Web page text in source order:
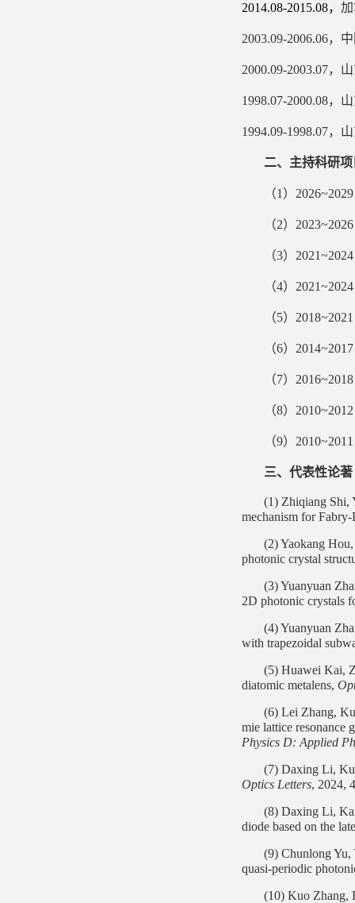
2014.08-2015.08，
2003.09-2006.06，
2000.09-2003.07，
1998.07-2000.08，
1994.09-1998.07，
二、主持科研项
（1 ）
（2）
（3）
（4）
（5）
（6）
（7）
（8）
（9）
三、代表性论著
(1) Zhiqiang Shi,
mechanism for
(2) Yaokang
photonic crystal
(3) Yuanyuan
2D photonic crystals
(4) Yuanyuan
with trapezoidal
(5) Huawei Kai,
diatomic metalens,
(6) Lei Zhang,
mie lattice resonance
Physics D: Applied
(7) Daxing Li,
Optics Letters, 2024,
(8) Daxing Li,
diode based on the
(9) Chunlong
quasi-periodic
(10) Kuo Zhang,